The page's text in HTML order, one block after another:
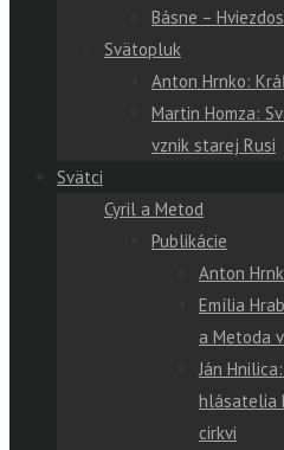
Básne –
Svätopluk
Anton Hrnko:
Martin Homza:
vznik starej Rusi
Svätci
Cyril a Metod
Publikácie
Anton
Emília
a Metoda
Ján
hlásatelia
cirkvi